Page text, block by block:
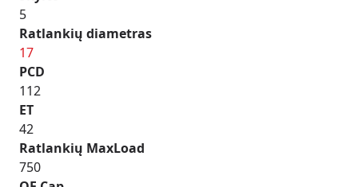
5
Ratlankių diametras
17
PCD
112
ET
42
Ratlankių MaxLoad
750